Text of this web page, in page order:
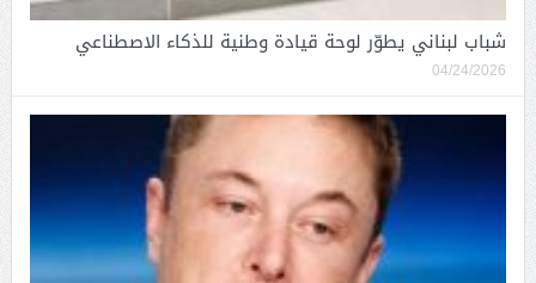
شباب لبناني يطوّر لوحة قيادة وطنية للذكاء الاصطناعي
04/24/2026